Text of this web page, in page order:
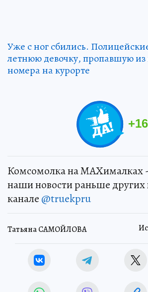
Уже с ног сбились.
летнюю девочку, пропавшую из
номера на курорте
+16
Комсомолка на MAXималках
наши новости раньше других
канале @truekpru
Татьяна САМОЙЛОВА